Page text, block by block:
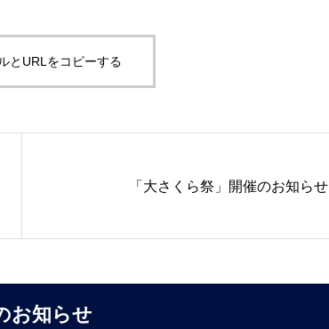
とURLをコピーする
「大さくら祭」開催のお知らせ
お知らせ